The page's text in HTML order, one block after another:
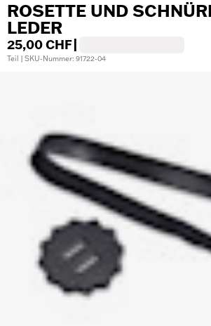
ROSETTE UND
LEDER
25,00 CHF
Teil | SKU-Nummer: 91722-04